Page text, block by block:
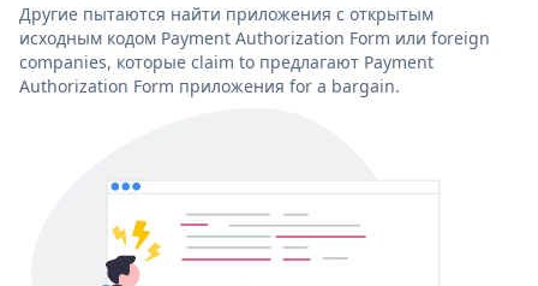
Другие пытаются найти приложения с открытым
исходным кодом Payment Authorization Form или foreign
companies, которые claim to предлагают Payment
Authorization Form приложения for a bargain.